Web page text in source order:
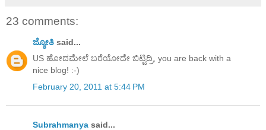
23 comments:
ಜ್ಯೋತಿ said...
US ಹೋದಮೇಲೆ ಬರೆಯೋದೇ ಬಿಟ್ಟಿದ್ರಿ, you are back with a
nice blog! :-)
February 20, 2011 at 5:44 PM
Subrahmanya said...